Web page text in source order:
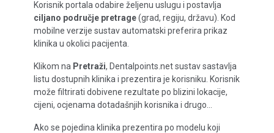
Korisnik portala odabire željenu uslugu i postavlja
ciljano područje pretrage(grad, regiju, državu). Kod
mobilne verzije sustav automatski preferira prikaz
klinika u okolici pacijenta.
Klikom na Pretraži, Dentalpoints.net sustav sastavlja
listu dostupnih klinika i prezentira je korisniku. Korisnik
može filtrirati dobivene rezultate po blizini lokacije,
cijeni, ocjenama dotadašnjih korisnika i drugo…
Ako se pojedina klinika prezentira po modelu koji